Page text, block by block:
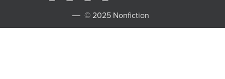
© 2025 Nonfiction